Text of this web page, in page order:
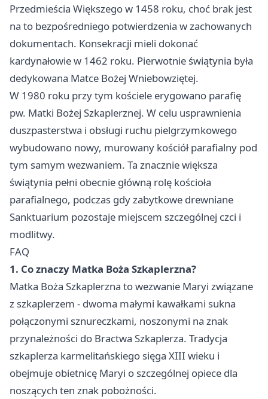
Przedmieścia Większego w 1458 roku, choć brak jest
na to bezpośredniego potwierdzenia w zachowanych
dokumentach. Konsekracji mieli dokonać
kardynałowie w 1462 roku. Pierwotnie świątynia była
dedykowana Matce Bożej Wniebowziętej.
W 1980 roku przy tym kościele erygowano parafię
pw. Matki Bożej Szkaplerznej. W celu usprawnienia
duszpasterstwa i obsługi ruchu pielgrzymkowego
wybudowano nowy, murowany kościół parafialny pod
tym samym wezwaniem. Ta znacznie większa
świątynia pełni obecnie główną rolę kościoła
parafialnego, podczas gdy zabytkowe drewniane
Sanktuarium pozostaje miejscem szczególnej czci i
modlitwy.
FAQ
1. Co znaczy Matka Boża Szkaplerzna?
Matka Boża Szkaplerzna to wezwanie Maryi związane
z szkaplerzem - dwoma małymi kawałkami sukna
połączonymi sznureczkami, noszonymi na znak
przynależności do Bractwa Szkaplerza. Tradycja
szkaplerza karmelitańskiego sięga XIII wieku i
obejmuje obietnicę Maryi o szczególnej opiece dla
noszących ten znak pobożności.